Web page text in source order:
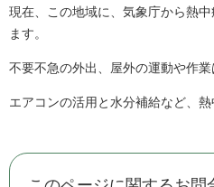
現在、この地域に、気象庁から熱
ます。
不要不急の外出、屋外の運動や作業
エアコンの活用と水分補給など、熱